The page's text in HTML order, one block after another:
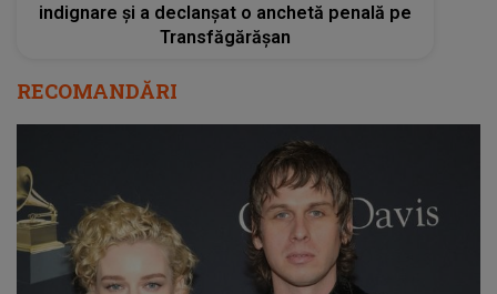
indignare și a declanșat o anchetă penală pe
Transfăgărășan
RECOMANDĂRI